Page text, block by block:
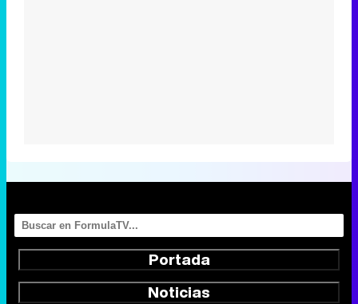
Portada
Noticias